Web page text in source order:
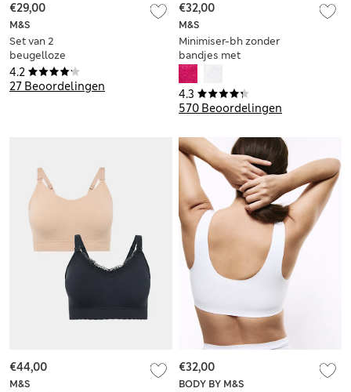
4.2
27 Beoordelingen
M&S
Set van 2
beugelloze
voedings-bh's,
cupmaten A-E
€29,00
4.3
570 Beoordelingen
M&S
Minimiser-bh zonder
bandjes met
Flexifit™ en kant,
cupmaten C-H
€32,00
M&S
€44,00
BODY BY M&S
€32,00